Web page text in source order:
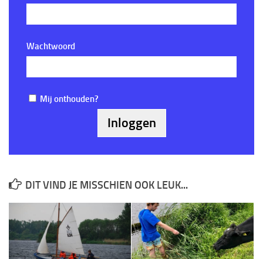
Wachtwoord
Mij onthouden?
DIT VIND JE MISSCHIEN OOK LEUK...